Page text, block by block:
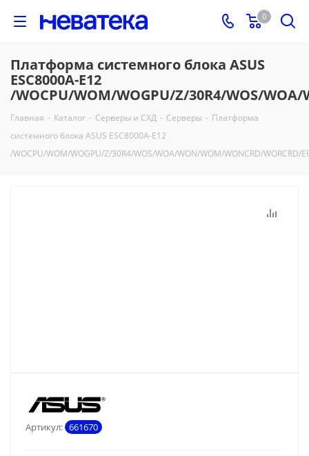
0
Платформа системного блока ASUS
ESC8000A-E12
/WOCPU/WOM/WOGPU/Z/30R4/WOS/
Главная - Каталог - Серверы и СХД - Серверы - Платформа
системного блока ASUS ESC8000A-E12
/WOCPU/WOM/WOGPU/Z/30R4/WOS/WOA/WON/WOM/WONCRD/WORCRD/
Артикул: 661670